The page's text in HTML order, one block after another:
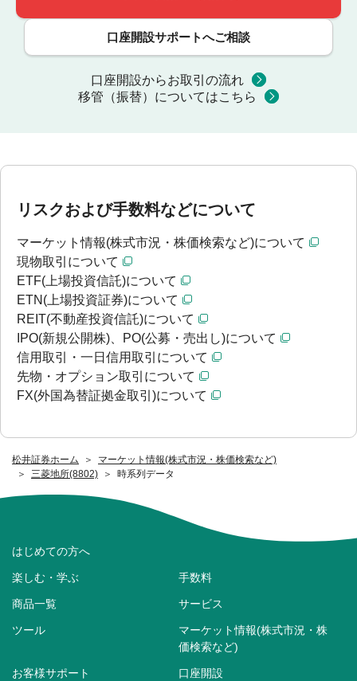
松井証券ホーム
マーケット情報(株式市況・株価検索など)
三菱地所(8802)
時系列データ
口座開設サポートへご相談
口座開設からお取引の流れ
移管（振替）についてはこちら
リスクおよび手数料などについて
マーケット情報(株式市況・株価検索など)について
現物取引について
ETF(上場投資信託)について
ETN(上場投資証券)について
REIT(不動産投資信託)について
IPO(新規公開株)、PO(公募・売出し)について
信用取引・一日信用取引について
先物・オプション取引について
FX(外国為替証拠金取引)について
はじめての方へ
楽しむ・学ぶ 手数料
商品一覧 サービス
ツール
マーケット情報(株式市況・株
価検索など)
お客様サポート 口座開設